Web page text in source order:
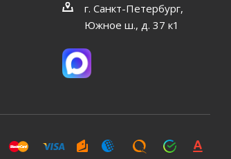
г. Санкт-Петербург,
Южное ш., д. 37 к1